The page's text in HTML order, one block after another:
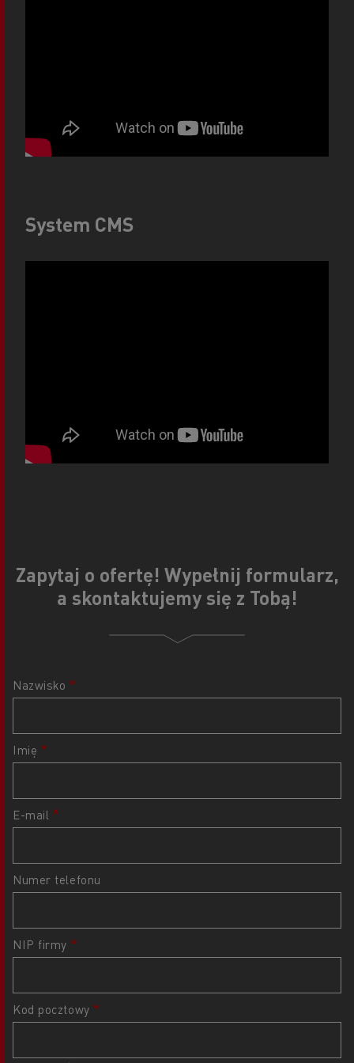
System CMS
Zapytaj o ofertę! Wypełnij formularz,
a skontaktujemy się z Tobą!
Nazwisko
Imię
E-mail
Numer telefonu
NIP firmy
Kod pocztowy